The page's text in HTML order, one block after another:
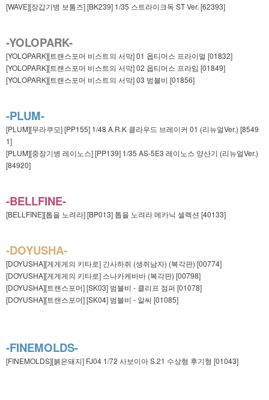
[WAVE][장갑기병 보톰즈] [BK239] 1/35 스트라이크독 ST Ver. [62393]
-YOLOPARK-
[YOLOPARK][트랜스포머 비스트의 서막] 01 옵티머스 프라이멀 [01832]
[YOLOPARK][트랜스포머 비스트의 서막] 02 옵티머스 프라임 [01849]
[YOLOPARK][트랜스포머 비스트의 서막] 03 범블비 [01856]
-PLUM-
[PLUM][무라쿠모] [PP155] 1/48 A.R.K 클라우드 브레이커 01 (리뉴얼Ver.) [8549
1]
[PLUM][중장기병 레이노스] [PP139] 1/35 AS-5E3 레이노스 양산기 (리뉴얼Ver.)
[84920]
-BELLFINE-
[BELLFINE][톱을 노려라] [BP013] 톱을 노려라 메카닉 셀렉션 [40133]
-DOYUSHA-
[DOYUSHA][게게게의 키타로] 간사하쥐 (생쥐남자) (복각판) [00774]
[DOYUSHA][게게게의 키타로] 스나카케바바 (복각판) [00798]
[DOYUSHA][트랜스포머] [SK03] 범블비 - 클리프 점퍼 [01078]
[DOYUSHA][트랜스포머] [SK04] 범블비 - 알씨 [01085]
-FINEMOLDS-
[FINEMOLDS][붉은돼지] FJ04 1/72 사보이아 S.21 수상형 후기형 [01043]